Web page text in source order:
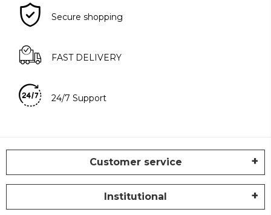
Secure shopping
FAST DELIVERY
24/7 Support
Customer service
Institutional